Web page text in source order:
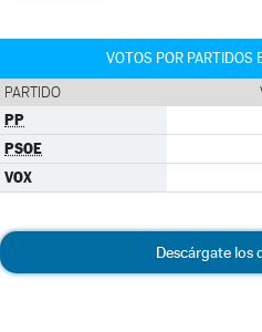
VOTOS POR PARTIDOS
PARTIDO
PP
PSOE
VOX
Descárgate los